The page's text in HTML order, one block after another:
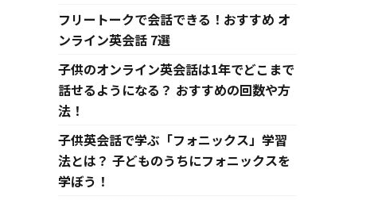
フリートークで会話できる！おすすめ オ
ンライン英会話 7選
子供のオンライン英会話は1年でどこまで
話せるようになる？ おすすめの回数や方
法！
子供英会話で学ぶ「フォニックス」学習
法とは？ 子どものうちにフォニックスを
学ぼう！